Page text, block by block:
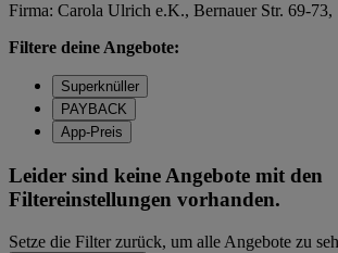
Firma: Carola Ulrich e.K., Bernauer Str. 69-
Filtere deine Angebote:
Superknüller
PAYBACK
App-Preis
Leider sind keine Angebote mit den
Filtereinstellungen vorhanden.
Setze die Filter zurück, um alle Angebote zu